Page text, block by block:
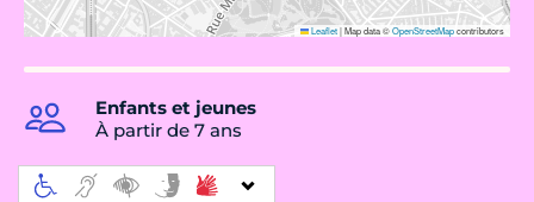
Leaflet|Map data ©OpenStreetMapcontributors
Enfants et jeunes
À partir de 7 ans